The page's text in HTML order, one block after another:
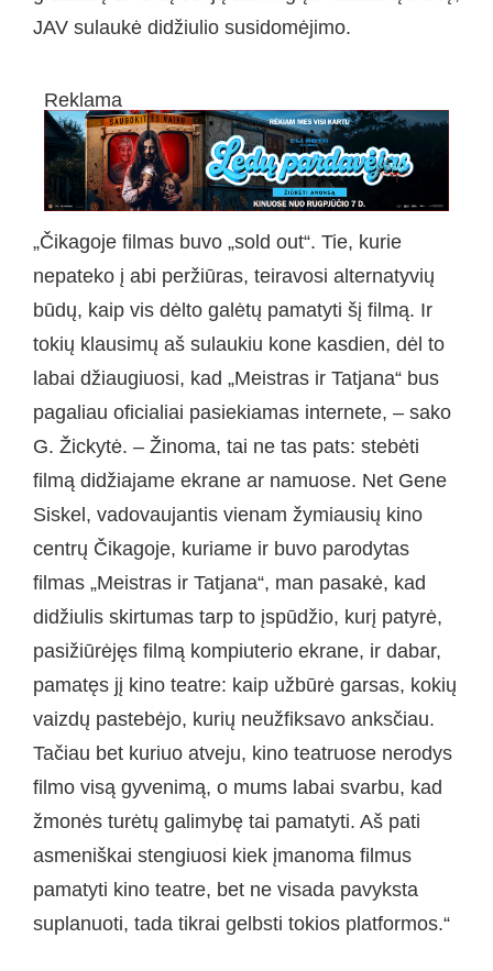
JAV sulaukė didžiulio susidomėjimo.
Reklama
„Čikagoje filmas buvo „sold out“. Tie, kurie
nepateko į abi peržiūras, teiravosi alternatyvių
būdų, kaip vis dėlto galėtų pamatyti šį filmą. Ir
tokių klausimų aš sulaukiu kone kasdien, dėl to
labai džiaugiuosi, kad „Meistras ir Tatjana“ bus
pagaliau oficialiai pasiekiamas internete, – sako
G. Žickytė. – Žinoma, tai ne tas pats: stebėti
filmą didžiajame ekrane ar namuose. Net Gene
Siskel, vadovaujantis vienam žymiausių kino
centrų Čikagoje, kuriame ir buvo parodytas
filmas „Meistras ir Tatjana“, man pasakė, kad
didžiulis skirtumas tarp to įspūdžio, kurį patyrė,
pasižiūrėjęs filmą kompiuterio ekrane, ir dabar,
pamatęs jį kino teatre: kaip užbūrė garsas, kokių
vaizdų pastebėjo, kurių neužfiksavo anksčiau.
Tačiau bet kuriuo atveju, kino teatruose nerodys
filmo visą gyvenimą, o mums labai svarbu, kad
žmonės turėtų galimybę tai pamatyti. Aš pati
asmeniškai stengiuosi kiek įmanoma filmus
pamatyti kino teatre, bet ne visada pavyksta
suplanuoti, tada tikrai gelbsti tokios platformos.“